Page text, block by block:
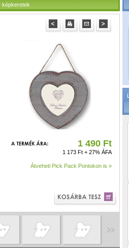
képkeretek
1 490 Ft
1 173 Ft + 27% ÁFA
Átveheti Pick Pack Pontokon is »